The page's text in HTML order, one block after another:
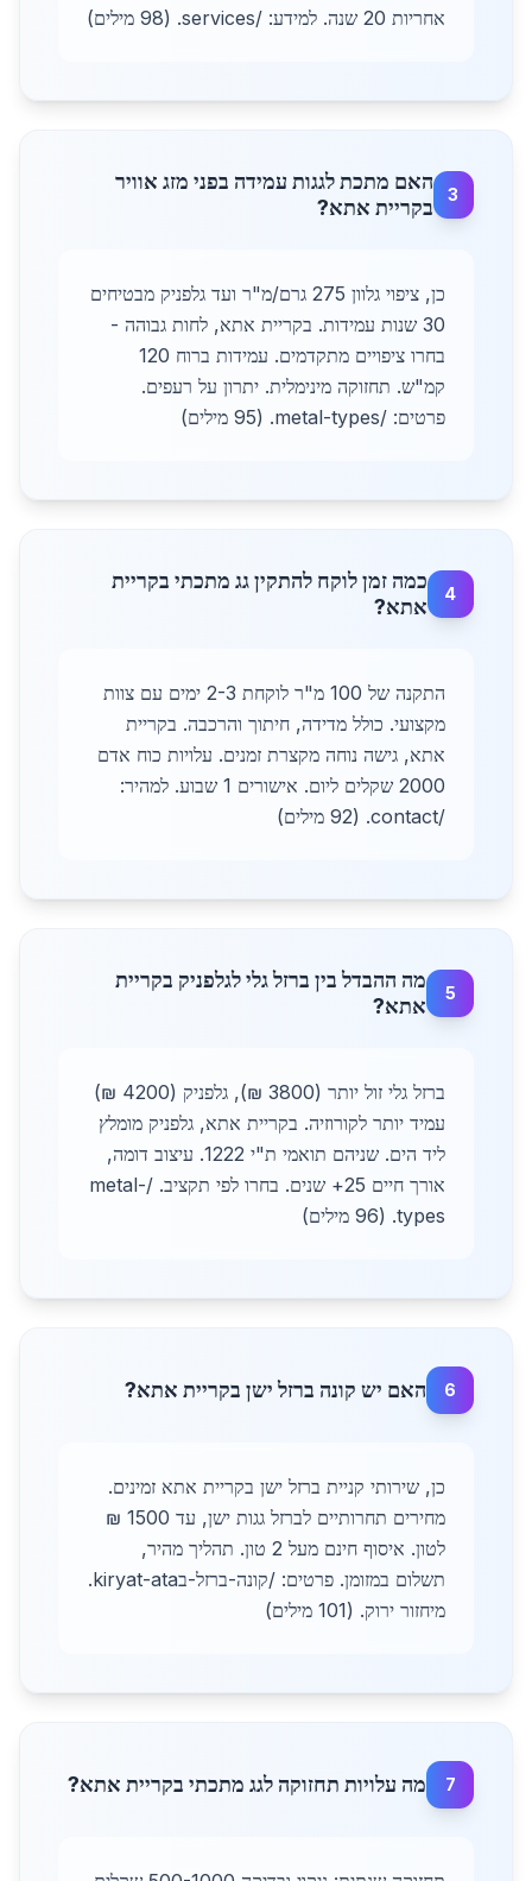
אחריות 20 שנה. למידע: /services. (98 מילים)
3
האם מתכת לגגות עמידה בפני מזג אוויר
בקריית אתא?
כן, ציפוי גלוון 275 גרם/מ"ר ועד גלפניק מבטיחים
30 שנות עמידות. בקריית אתא, לחות גבוהה -
בחרו ציפויים מתקדמים. עמידות ברוח 120
קמ"ש. תחזוקה מינימלית. יתרון על רעפים.
פרטים: /metal-types. (95 מילים)
4
כמה זמן לוקח להתקין גג מתכתי בקריית
אתא?
התקנה של 100 מ"ר לוקחת 2-3 ימים עם צוות
מקצועי. כולל מדידה, חיתוך והרכבה. בקריית
אתא, גישה נוחה מקצרת זמנים. עלויות כוח אדם
2000 שקלים ליום. אישורים 1 שבוע. למהיר:
/contact. (92 מילים)
5
מה ההבדל בין ברזל גלי לגלפניק בקריית
אתא?
ברזל גלי זול יותר (3800 ₪), גלפניק (4200 ₪)
עמיד יותר לקורוזיה. בקריית אתא, גלפניק מומלץ
ליד הים. שניהם תואמי ת"י 1222. עיצוב דומה,
אורך חיים 25+ שנים. בחרו לפי תקציב. /metal-
types. (96 מילים)
6 האם יש קונה ברזל ישן בקריית אתא?
כן, שירותי קניית ברזל ישן בקריית אתא זמינים.
מחירים תחרותיים לברזל גגות ישן, עד 1500 ₪
לטון. איסוף חינם מעל 2 טון. תהליך מהיר,
תשלום במזומן. פרטים: /קונה-ברזל-בkiryat-ata.
מיחזור ירוק. (101 מילים)
7 מה עלויות תחזוקה לגג מתכתי בקריית אתא?